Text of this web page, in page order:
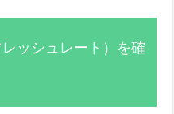
ッシュレート）を確